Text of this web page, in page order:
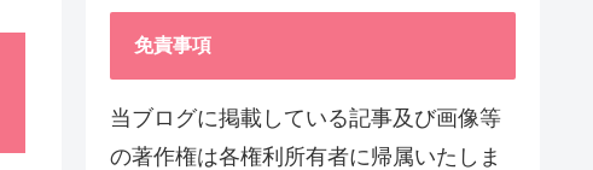
免責事項
当ブログに掲載している記事及び画像等
の著作権は各権利所有者に帰属いたしま